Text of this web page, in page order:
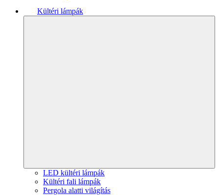
Kültéri lámpák
LED kültéri lámpák
Kültéri fali lámpák
Pergola alatti világítás